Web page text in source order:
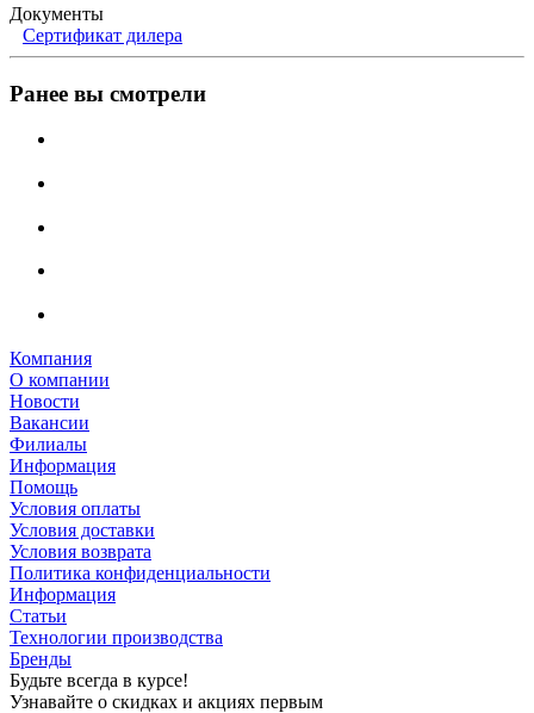
Документы
Сертификат дилера
Ранее вы смотрели
Компания
О компании
Новости
Вакансии
Филиалы
Информация
Помощь
Условия оплаты
Условия доставки
Условия возврата
Политика конфиденциальности
Информация
Статьи
Технологии производства
Бренды
Будьте всегда в курсе!
Узнавайте о скидках и акциях первым